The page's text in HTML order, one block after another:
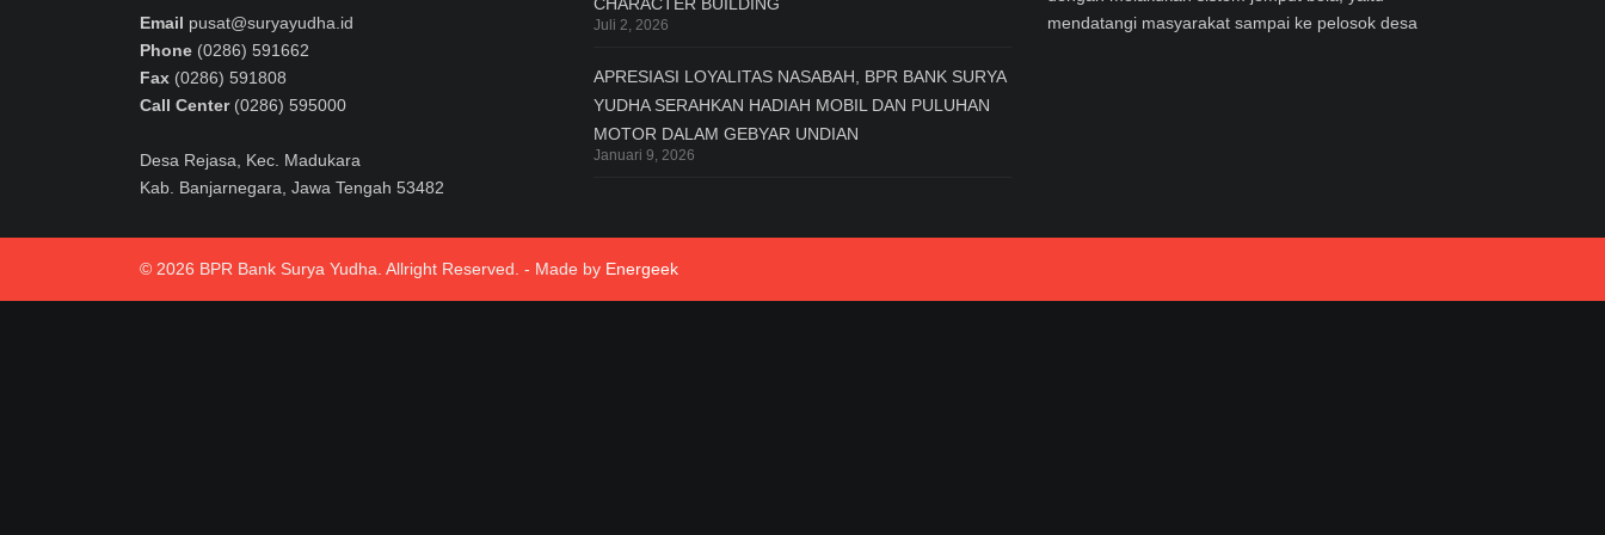
Email pusat@suryayudha.id
Phone (0286) 591662
Fax (0286) 591808
Call Center(0286) 595000
Desa Rejasa, Kec. Madukara
Kab. Banjarnegara, Jawa Tengah 53482
Juli 2, 2026
APRESIASI LOYALITAS NASABAH, BPR BANK SURYA
YUDHA SERAHKAN HADIAH MOBIL DAN PULUHAN
MOTOR DALAM GEBYAR UNDIAN
Januari 9, 2026
mendatangi masyarakat sampai ke pelosok desa
© 2026 BPR Bank Surya Yudha. Allright Reserved. - Made by Energeek